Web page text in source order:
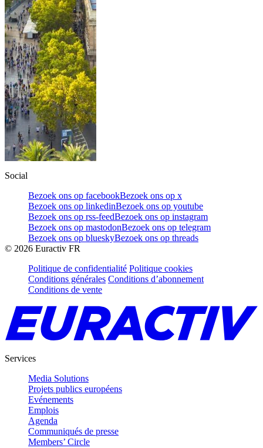
Social
Bezoek ons op facebookBezoek ons op x
Bezoek ons op linkedinBezoek ons op youtube
Bezoek ons op rss-feedBezoek ons op instagram
Bezoek ons op mastodonBezoek ons op telegram
Bezoek ons op blueskyBezoek ons op threads
© 2026 Euractiv FR
Politique de confidentialité Politique cookies
Conditions générales Conditions d’abonnement
Conditions de vente
Services
Media Solutions
Projets publics européens
Evénements
Emplois
Agenda
Communiqués de presse
Members’ Circle